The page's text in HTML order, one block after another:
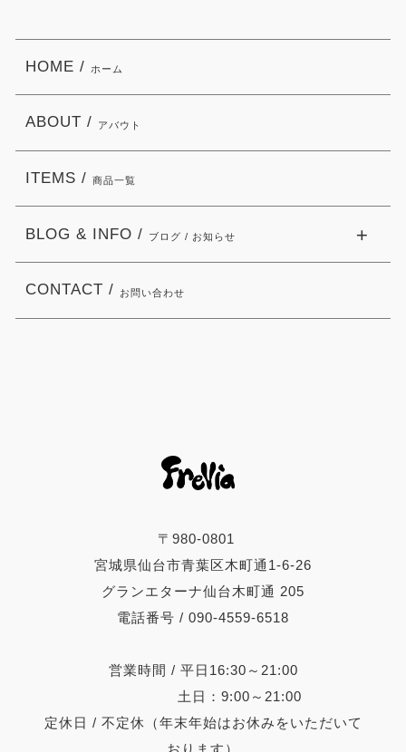
〒980-0801
宮城県仙台市青葉区木町通1-6-26
グランエターナ仙台木町通 205
電話番号 / 090-4559-6518
営業時間 / 平日16:30～21:00
土日：9:00～21:00
定休日 / 不定休（年末年始はお休みをいただいて
おります）
HOME / ホーム
ABOUT / アバウト
ITEMS / 商品一覧
BLOG & INFO / ブログ / お知らせ
CONTACT / お問い合わせ